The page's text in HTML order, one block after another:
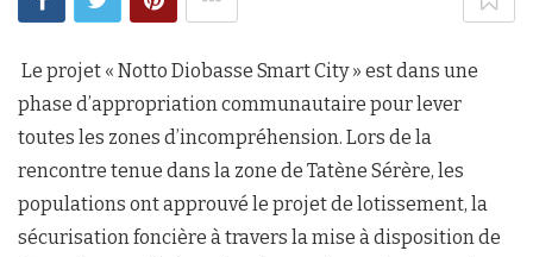
Le projet « Notto Diobasse Smart City » est dans une
phase d’appropriation communautaire pour lever
toutes les zones d’incompréhension. Lors de la
rencontre tenue dans la zone de Tatène Sérère, les
populations ont approuvé le projet de lotissement, la
sécurisation foncière à travers la mise à disposition de